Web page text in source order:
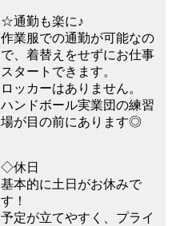
☆通勤も楽に♪
作業服での通勤が可能なの
で、着替えをせずにお仕事
スタートできます。
ロッカーはありません。
ハンドボール実業団の練習
場が目の前にあります◎
◇休日
基本的に土日がお休みで
す！
予定が立てやすく、プライ